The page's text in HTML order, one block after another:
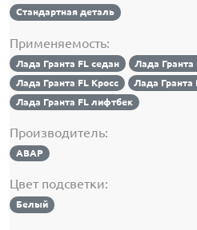
Стандартная деталь
Применяемость:
Лада Гранта FL седан
Лада Гранта
Лада Гранта FL Кросс
Лада Гранта
Лада Гранта FL лифтбек
Производитель:
АВАР
Цвет подсветки:
Белый